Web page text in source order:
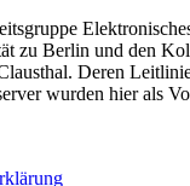
zu Berlin und den
Deren
wurden hier als